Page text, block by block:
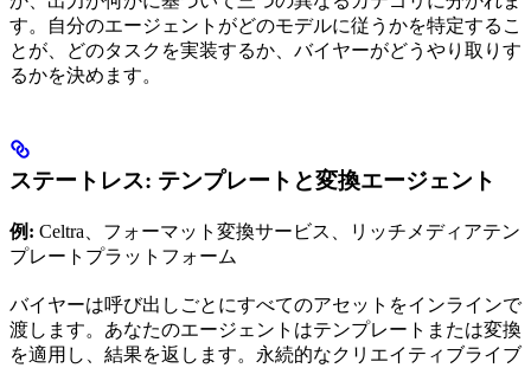
す。自分のエージェントがどのモデルに従うかを特定するこ
とが、どのタスクを実装するか、バイヤーがどうやり取りす
るかを決めます。
ステートレス: テンプレートと変換エージェント
例: Celtra、フォーマット変換サービス、リッチメディアテン
プレートプラットフォーム
バイヤーは呼び出しごとにすべてのアセットをインラインで
渡します。あなたのエージェントはテンプレートまたは変換
を適用し、結果を返します。永続的なクリエイティブライブ